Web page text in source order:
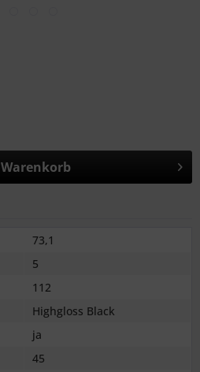
Warenkorb
73,1
5
112
Highgloss Black
ja
45